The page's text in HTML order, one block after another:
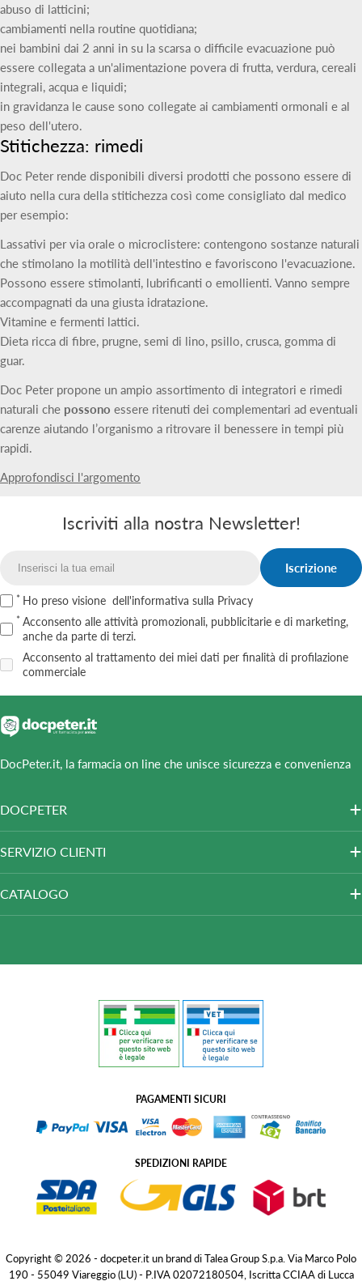
abuso di latticini;
cambiamenti nella routine quotidiana;
nei bambini dai 2 anni in su la scarsa o difficile evacuazione può
essere collegata a un'alimentazione povera di frutta, verdura, cereali
integrali, acqua e liquidi;
in gravidanza le cause sono collegate ai cambiamenti ormonali e al
peso dell'utero.
Stitichezza: rimedi
Doc Peter rende disponibili diversi prodotti che possono essere di
aiuto nella cura della stitichezza così come consigliato dal medico
per esempio:
Lassativi per via orale o microclistere: contengono sostanze naturali
che stimolano la motilità dell'intestino e favoriscono l'evacuazione.
Possono essere stimolanti, lubrificanti o emollienti. Vanno sempre
accompagnati da una giusta idratazione.
Vitamine e fermenti lattici.
Dieta ricca di fibre, prugne, semi di lino, psillo, crusca, gomma di
guar.
Doc Peter propone un ampio assortimento di integratori e rimedi
naturali che possono essere ritenuti dei complementari ad eventuali
carenze aiutando l’organismo a ritrovare il benessere in tempi più
rapidi.
Approfondisci l'argomento
Iscriviti alla nostra Newsletter!
Iscrizione
Ho preso visione dell'informativa sulla Privacy
Acconsento alle attività promozionali, pubblicitarie e di marketing,
anche da parte di terzi.
Acconsento al trattamento dei miei dati per finalità di profilazione
commerciale
DocPeter.it, la farmacia on line che unisce sicurezza e convenienza
DOCPETER
SERVIZIO CLIENTI
CATALOGO
PAGAMENTI SICURI
SPEDIZIONI RAPIDE
Copyright © 2026 - docpeter.it un brand di Talea Group S.p.a. Via Marco Polo
190 - 55049 Viareggio (LU) - P.IVA 02072180504, Iscritta CCIAA di Lucca